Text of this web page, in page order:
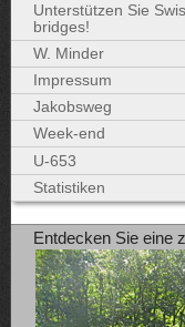
Unterstützen Sie
bridges!
W. Minder
Impressum
Jakobsweg
Week-end
U-653
Statistiken
Entdecken Sie eine